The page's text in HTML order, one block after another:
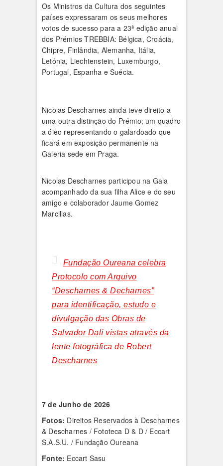
Os Ministros da Cultura dos seguintes
países expressaram os seus melhores
votos de sucesso para a 23ª edição anual
dos Prémios TREBBIA: Bélgica, Croácia,
Chipre, Finlândia, Alemanha, Itália,
Letónia, Liechtenstein, Luxemburgo,
Portugal, Espanha e Suécia.
Nicolas Descharnes ainda teve direito a
uma outra distinção do Prémio; um quadro
a óleo representando o galardoado que
ficará em exposição permanente na
Galeria sede em Praga.
Nicolas Descharnes participou na Gala
acompanhado da sua filha Alice e do seu
amigo e colaborador Jaume Gomez
Marcillas.
Fundação Oureana celebra
Protocolo com Arquivo
“Descharnes & Decharnes”
para identificação, estudo e
divulgação das Obras de
Salvador Dalí vistas através da
lente fotográfica de Robert
Descharnes
7 de Junho de 2026
Fotos: Direitos Reservados à Descharnes
& Descharnes / Fototeca D & D / Eccart
S.A.S.U. / Fundação Oureana
Fonte: Eccart Sasu